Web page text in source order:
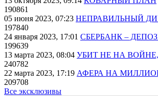
190861
05 июня 2023, 07:23 НЕПРАВИЛЬНЫЙ
197840
24 января 2023, 17:01 СБЕРБАНК –
199639
13 марта 2023, 08:04 УБИТ НЕ НА
240782
22 марта 2023, 17:19 АФЕРА НА
209708
Все эксклюзивы